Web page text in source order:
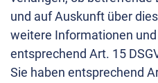
und auf Auskunft über
weitere Informationen
entsprechend Art. 15
Sie haben entsprechend